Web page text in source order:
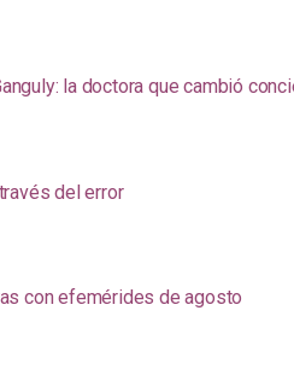
la doctora que cambió
del error
con efemérides de agosto